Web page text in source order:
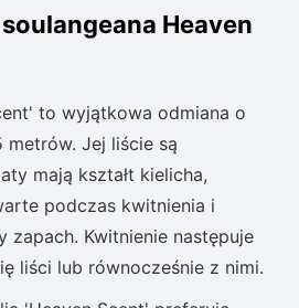
daniellii)
Heaven
to wyjątkowa odmiana o
Jej liście są
mają kształt kielicha,
podczas kwitnienia i
zapach. Kwitnienie następuje
liści lub równocześnie z nimi.